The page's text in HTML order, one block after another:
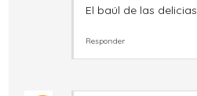
El baúl de las delicias
Responder